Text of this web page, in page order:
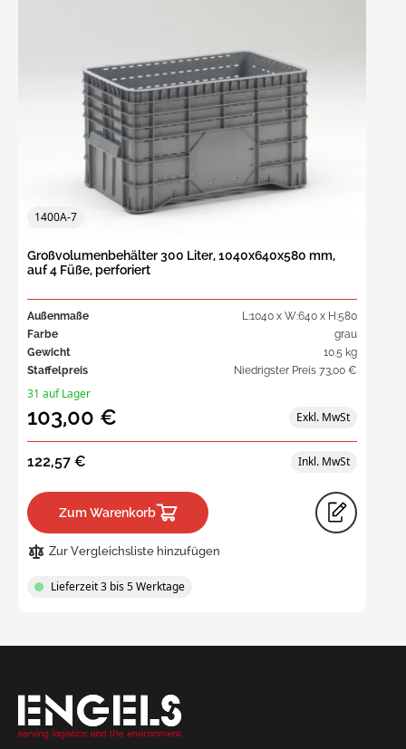
1400A-7
Großvolumenbehälter 300 Liter, 1040x640x580 mm,
auf 4 Füße, perforiert
Außenmaße
L:1040 x W:640 x H:580
Farbe
grau
Gewicht
10.5 kg
Staffelpreis
Niedrigster Preis 73,00 €
31 auf Lager
103,00 €
122,57 €
Zum Warenkorb
Zur Vergleichsliste hinzufügen
Lieferzeit 3 bis 5 Werktage
a Quote